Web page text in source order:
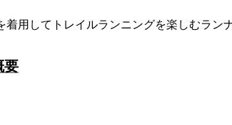
用してトレイルランニングを楽しむラン
要